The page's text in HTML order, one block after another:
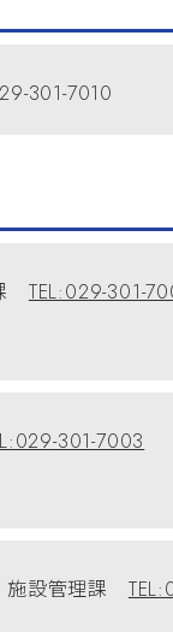
301-7010
TEL:029-301-
301-7003
施設管理課